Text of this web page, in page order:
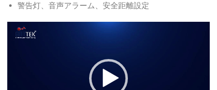
警告灯、音声アラーム、安全距離設定
Video
Player